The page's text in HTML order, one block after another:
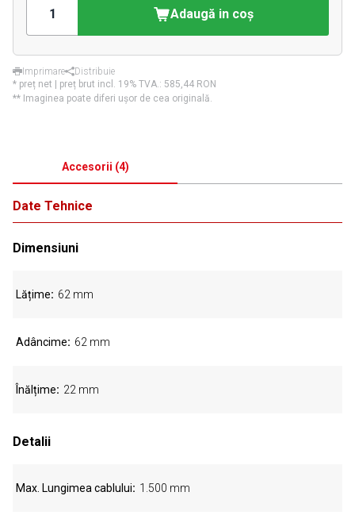
Adaugă in coş
Imprimare
Distribuie
* preț net | preț brut incl. 19% TVA.: 585,44 RON
** Imaginea poate diferi ușor de cea originală.
Accesorii (4)
Date Tehnice
Dimensiuni
Lățime 62 mm
Adâncime 62 mm
Înălțime 22 mm
Detalii
Max. Lungimea cablului 1.500 mm